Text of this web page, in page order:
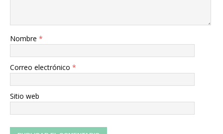
Nombre *
Correo electrónico *
Sitio web